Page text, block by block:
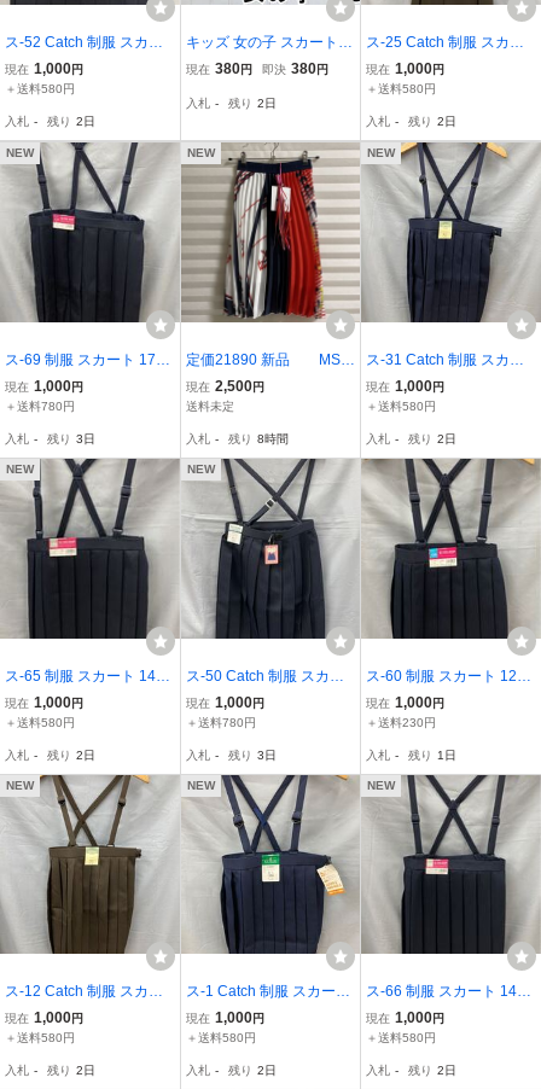
ス-52 Catch 制服 スカー
ト 130 A サイズ ネイビー
紺色 スクール ユニホーム
スカート YKK ファスナー
現在 1,000円
＋送料580円
入札 - 残り 2日
キッズ 女の子 スカート
１５０ プリーツ チェック
現在 380円 即決 380円
入札 - 残り 2日
ス-25 Catch 制服 スカー
ト 140 A サイズ ブラウン
茶色 スクール ユニホーム
スカート YKK ファスナー
現在 1,000円
＋送料580円
入札 - 残り 2日
NEW
ス-69 制服 スカート 170
A サイズ ネイビー 紺色 ス
クール ユニホーム 学生服
YKK ファスナー
現在 1,000円
＋送料780円
入札 - 残り 3日
NEW
定価21890 新品 MSG
M（エムエスジーエム）K
IDS スカート サイズ 1
現在 2,500円
送料未定
入札 - 残り 8時間
NEW
ス-31 Catch 制服 スカー
ト 140 B サイズ ネイビー
紺色 スクール ユニホーム
スカート YKK ファスナー
現在 1,000円
＋送料580円
入札 - 残り 2日
NEW
ス-65 制服 スカート 140
A サイズ ネイビー 紺色 ス
クール ユニホーム 学生服
YKK ファスナー
現在 1,000円
＋送料580円
入札 - 残り 2日
NEW
ス-50 Catch 制服 スカー
ト 170 A サイズ ネイビー
紺色 スクール ユニホーム
スカート YKK ファスナー
現在 1,000円
＋送料780円
入札 - 残り 3日
ス-60 制服 スカート 120
A サイズ ネイビー 紺色 ス
クール ユニホーム 学生服
YKK ファスナー
現在 1,000円
＋送料230円
入札 - 残り 1日
NEW
ス-12 Catch 制服 スカー
ト 140 A サイズ ブラウン
茶色 スクール ユニホーム
スカート YKK ファスナー
現在 1,000円
＋送料580円
入札 - 残り 2日
NEW
ス-1 Catch 制服 スカート
120 A サイズ ネイビー 紺
色 スクール ユニホーム
カート YKK ファスナー
現在 1,000円
＋送料580円
入札 - 残り 2日
NEW
ス-66 制服 スカート 140
B サイズ ネイビー 紺色 ス
クール ユニホーム 学生服
YKK ファスナー
現在 1,000円
＋送料580円
入札 - 残り 2日